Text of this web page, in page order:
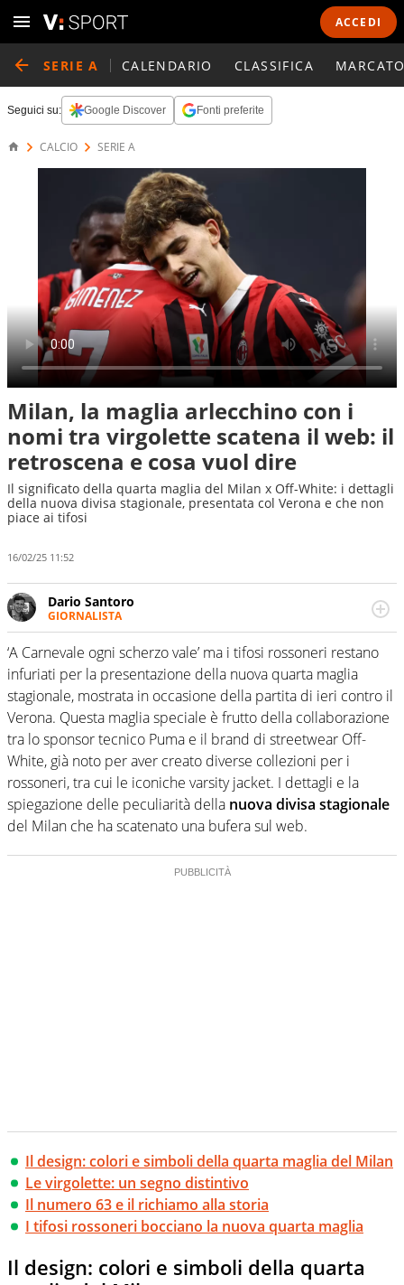
ACCEDI
SERIE A CALENDARIO CLASSIFICA
Seguici su: Google Discover Fonti preferite
CALCIO SERIE A
Milan, la maglia arlecchino con i
nomi tra virgolette scatena il web: il
retroscena e cosa vuol dire
Il significato della quarta maglia del Milan x Off-White: i dettagli
della nuova divisa stagionale, presentata col Verona e che non
piace ai tifosi
16/02/25 11:52
Dario Santoro
GIORNALISTA
Scrive, commenta, racconta lo sport in tutte le
sfaccettature. Tocca l'apice quando ha modo di
concentrarsi sulle interviste ai grandi protagonisti
‘A Carnevale ogni scherzo vale’ ma i tifosi rossoneri restano
infuriati per la presentazione della nuova quarta maglia
stagionale, mostrata in occasione della partita di ieri contro il
Verona. Questa maglia speciale è frutto della collaborazione
tra lo sponsor tecnico Puma e il brand di streetwear Off-
White, già noto per aver creato diverse collezioni per i
rossoneri, tra cui le iconiche varsity jacket. I dettagli e la
spiegazione delle peculiarità della nuova divisa stagionale
del Milan che ha scatenato una bufera sul web.
Il design: colori e simboli della quarta maglia del Milan
Le virgolette: un segno distintivo
Il numero 63 e il richiamo alla storia
I tifosi rossoneri bocciano la nuova quarta maglia
Il design: colori e simboli della quarta